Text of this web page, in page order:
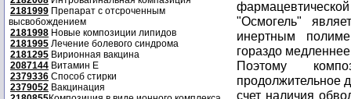
2181999 Препарат с отсроченным
высвобождением
2181998 Новые композиции липидов
2181995 Лечение болевого синдрома
2181295 Вирионная вакцина
2087144 Витамин Е
2379336 Способ стирки
2379052 Вакцинация
"Осмогель"
инертным
гораздо
Поэтому
продолжительное
счет наличия